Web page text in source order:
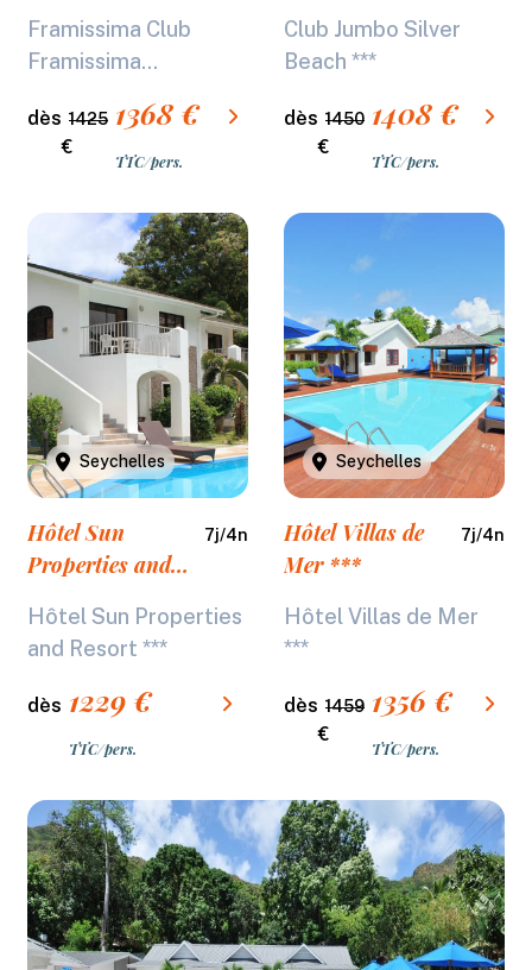
Resort & Spa
****
Framissima Club
Framissima...
dès 1425
€
1368 €
TTC/pers.
Club Jumbo Silver
Beach ***
dès 1450
€
1408 €
TTC/pers.
Seychelles
Hôtel Sun
Properties and
7j/4n
Hôtel Sun Properties
and Resort ***
dès 1229 €
TTC/pers.
Seychelles
Hôtel Villas de
Mer ***
7j/4n
Hôtel Villas de Mer
***
dès 1459
€
1356 €
TTC/pers.